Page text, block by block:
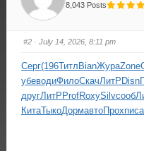
8,043 Posts
#2 · July 14, 2026, 8:11 pm
Серг(196Титл BianЖураZone
убеводиФилоСкачЛитР Disn
другЛитР ProfRoxySilvсооб
КитаТыкоДормавтоПрохписа